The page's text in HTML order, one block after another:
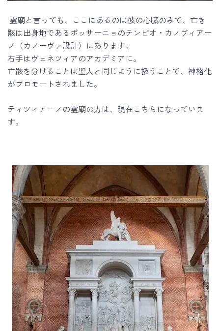
霊廟と言っても、ここにあるのは彼の心臓のみで、亡き
骸は出身地であるポッサーニョのテンピオ・カノヴィアー
ノ（カノーヴァ設計）にあります。
右手はヴェネツィアのアカデミアに。
亡骸を分けることは聖人と同じように扱うことで、神格化
がプロモートされました。
ティツィアーノの霊廟の方は、現在こちらになっていま
す。